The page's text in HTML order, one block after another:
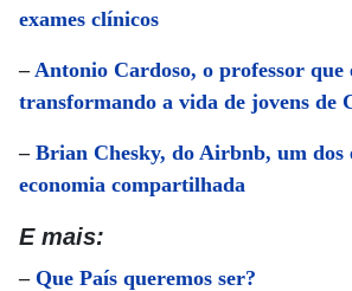
exames clínicos
–Antonio Cardoso, o professor que
transformando a vida de jovens de
– Brian Chesky, do Airbnb, um dos
economia compartilhada
E mais:
– Que País queremos ser?